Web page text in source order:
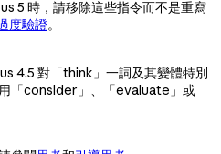
5 時，請移除這些指令而不是重寫
度驗證。
4.5 對「think」一詞及其變體特別
「consider」、「evaluate」或